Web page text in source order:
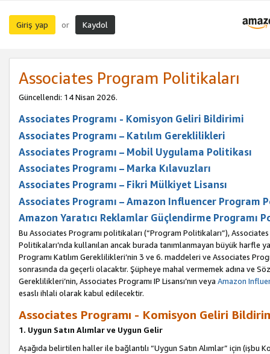
Giriş yap or Kaydol
Associates Program Politikaları
Güncellendi: 14 Nisan 2026.
Associates Programı - Komisyon Geliri Bildirimi
Associates Programı – Katılım Gereklilikleri
Associates Programı – Mobil Uygulama Politikası
Associates Programı – Marka Kılavuzları
Associates Programı – Fikri Mülkiyet Lisansı
Associates Programı – Amazon Influencer Program
Amazon Yaratıcı Reklamlar Güçlendirme Programı
Bu Associates Programı politikaları (“Program Politikaları”),
Politikaları’nda kullanılan ancak burada tanımlanmayan büyük harfle
Programı Katılım Gereklilikleri’nin 3 ve 6. maddeleri ve Associates
sonrasında da geçerli olacaktır. Şüpheye mahal vermemek adına ve
Gereklilikleri’nin, Associates Programı IP Lisansı’nın veya Amazon
esaslı ihlali olarak kabul edilecektir.
Associates Programı - Komisyon Geliri
1. Uygun Satın Alımlar ve Uygun Gelir
Aşağıda belirtilen haller ile bağlantılı “Uygun Satın Alımlar” için